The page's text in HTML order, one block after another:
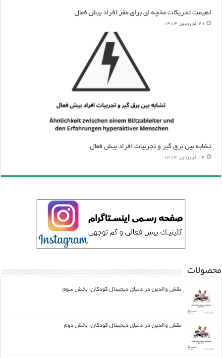
اهیمت تحریکات مخچه ای برای مغز افراد بیش فعال
21 فروردین 1404
تشابه بین برق گیر و تجربیات افراد بیش فعال
14 فروردین 1404
محصولات
نقش والدین در دنیای دیجیتال کودکان، بخش سوم
نقش والدین در دنیای دیجیتال کودکان، بخش دوم